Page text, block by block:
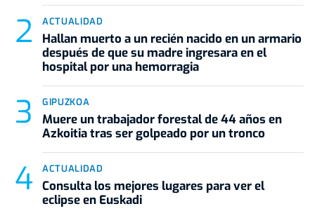
ACTUALIDAD
Hallan muerto a un recién nacido en un armario
después de que su madre ingresara en el
hospital por una hemorragia
GIPUZKOA
Muere un trabajador forestal de 44 años en
Azkoitia tras ser golpeado por un tronco
ACTUALIDAD
Consulta los mejores lugares para ver el
eclipse en Euskadi